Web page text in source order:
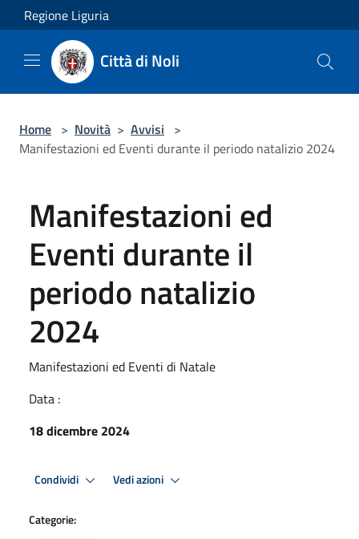
Salta al contenuto principale
Regione Liguria
Città di Noli
Home > Novità > Avvisi >
Manifestazioni ed Eventi durante il periodo natalizio 2024
Manifestazioni ed
Eventi durante il
periodo natalizio
2024
Manifestazioni ed Eventi di Natale
Data :
18 dicembre 2024
Condividi Vedi azioni
Categorie: